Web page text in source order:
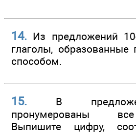
14. Из предложений
глаголы, образованные
способом.
15. В
пронумерованы
Выпишите цифру,